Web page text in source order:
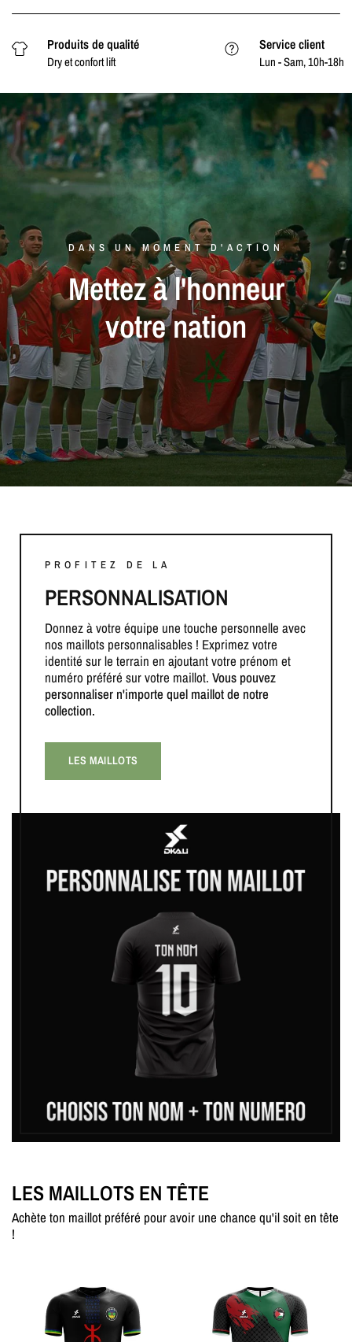
Produits de qualité
Dry et confort lift
Service client
Lun - Sam, 10h-18h
DANS UN MOMENT D'ACTION
Mettezàl'honneur
votrenation
PROFITEZ DE LA
PERSONNALISATION
Donnez à votre équipe une touche personnelle avec
nos maillots personnalisables ! Exprimez votre
identité sur le terrain en ajoutant votre prénom et
numéro préféré sur votre maillot. Vous pouvez
personnaliser n'importe quel maillot de notre
collection.
LES MAILLOTS
LES MAILLOTS EN TÊTE
Achète ton maillot préféré pour avoir une chance qu'il soit en tête
!